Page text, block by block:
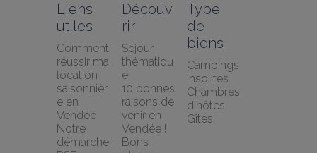
Liens
utiles
Comment
réussir ma
location
saisonnièr
e en
Vendée
Notre
démarche
Découv
rir
Séjour
thématiqu
e
10 bonnes
raisons de
venir en
Vendée !
Bons
Type
de
biens
Campings
Insolites
Chambres
d'hôtes
Gîtes